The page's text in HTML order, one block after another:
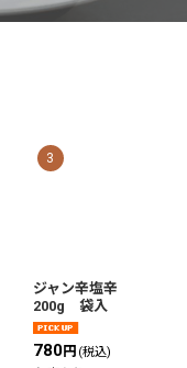
3
ジャン辛塩辛
200g 袋入
780円 (税込)